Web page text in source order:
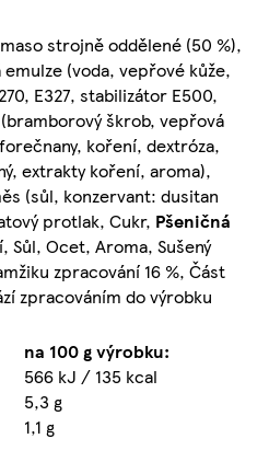
strojně oddělené (50 %),
(voda, vepřové kůže,
E327, stabilizátor E500,
škrob, vepřová
koření, dextróza,
extrakty koření, aroma),
(sůl, konzervant: dusitan
protlak, Cukr, Pšeničná
Sůl, Ocet, Aroma, Sušený
zpracování 16 %, Část
zpracováním do výrobku
na 100 g výrobku:
566 kJ / 135 kcal
5,3 g
1,1 g